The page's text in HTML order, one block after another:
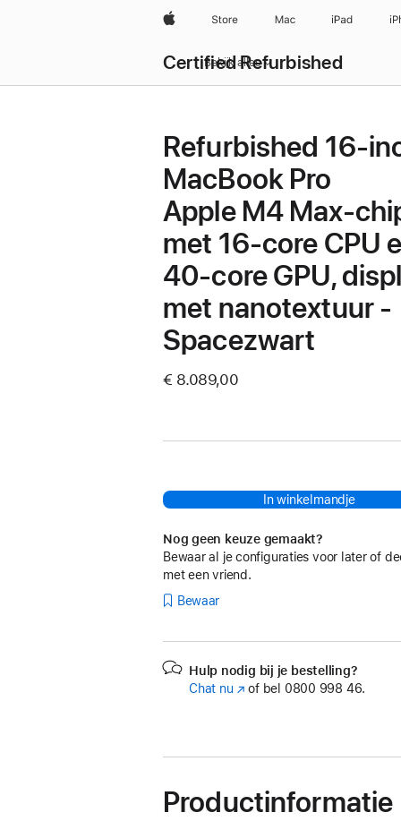
AppleStore Mac iPad
Certified Refurbished
Bekijk alles
Refurbished
MacBook Pro
Apple M4 Max-
met 16‑core CPU
40‑core GPU,
met nanotextuur -
Spacezwart
€ 8.089,00
In winkelmandje
Nog geen keuze gemaakt?
Bewaar al je configuraties voor later of
met een vriend.
Bewaar
Hulp nodig bij je bestelling?
Chat nu (Wordt
geopend)
of bel 0800 998 46.
Productinformatie